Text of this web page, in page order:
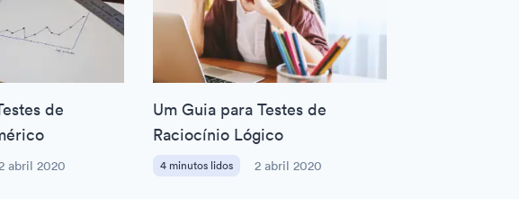
de
abril 2020
Um Guia para Testes de
Raciocínio Lógico
4 minutos lidos 2 abril 2020